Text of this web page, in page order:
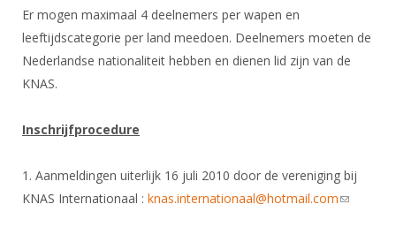
Gebruiksvoorwaarden
Handleiding
Bestuur
Commissies
Ereleden
Bondsbureau
Inschrijven
Reglementen
Materiaal
Schermpaspoort
Wedstrijdkalender
SBT
Talentontwikkeling
Internationale Titeltoernooien
Internationale aanmeldingen
Voor coaches en leraren
Nieuws
Opleidingen
Leraar
Er mogen maximaal 4 deelnemers per wapen en
leeftijdscategorie per land meedoen. Deelnemers moeten de
Nederlandse nationaliteit hebben en dienen lid zijn van de
KNAS.
Inschrijfprocedure
1. Aanmeldingen uiterlijk 16 juli 2010 door de vereniging bij
KNAS Internationaal : knas.internationaal@hotmail.com(link